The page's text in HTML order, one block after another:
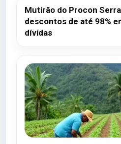
Mutirão do Procon
descontos de até 98%
dívidas